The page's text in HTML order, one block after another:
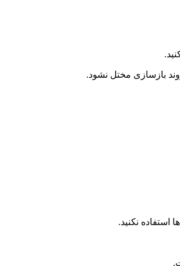
بازسازی مختل نشود.
نکنید.